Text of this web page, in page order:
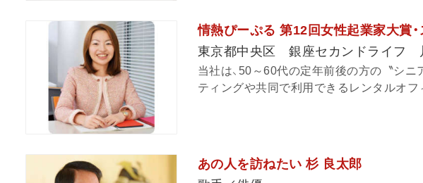
情熱ぴーぷる 第12回女性起業家大賞
東京都中央区 銀座セカンドライフ
当社は、50～60代の定年前後の方の〝シ
ティングや共同で利用できるレンタルオフ
あの人を訪ねたい 杉 良太郎